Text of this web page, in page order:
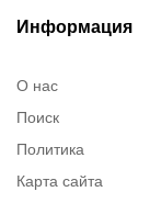
Информация
О нас
Поиск
Политика
Карта сайта